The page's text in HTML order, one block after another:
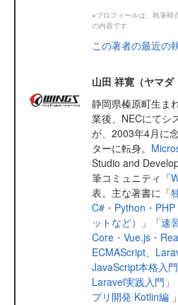
※プロフィールは、執筆時
の内容です
この著者の最近の
山田 祥寛（ヤマダ
静岡県榛原町生ま
業後、NECにてシ
が、2003年4月に
ターに転身。
Studio and
筆コミュニティ「
表。主な著書に「
C#・Python・
ットなど）
」「速
Core・Vue.js・
ECMAScript、
JavaScript本格入門
Laravel実践入門
プリ開発 Kotlin編